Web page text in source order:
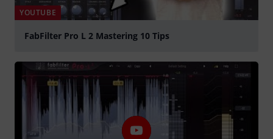
YOUTUBE
FabFilter Pro L 2 Mastering 10 Tips